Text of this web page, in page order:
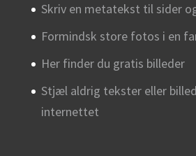
Skriv en metatekst til sider
Formindsk store fotos i en
Her finder du gratis billeder
Stjæl aldrig tekster eller
internettet